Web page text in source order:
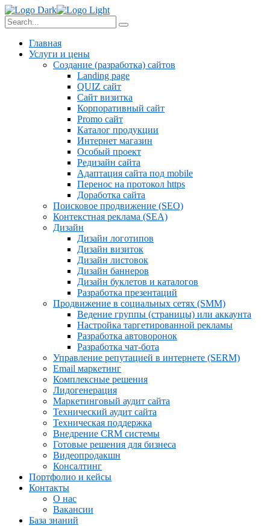
Главная
Услуги и цены
Создание (разработка) сайтов
Landing page
QUIZ сайт
Сайт визитка
Корпоративный сайт
Promo сайт
Каталог продукции
Интернет магазин
Особый проект
Редизайн сайта
Адаптация сайта под mobile
Перенос на протокол https
Доработка сайта
Поисковое продвижение (SEO)
Контекстная реклама (SEA)
Дизайн
Дизайн логотипов
Дизайн визиток
Дизайн листовок
Дизайн баннеров
Дизайн буклетов и каталогов
Разработка презентаций
Продвижение в социальных сетях (SMM)
Ведение группы (страницы) или аккаунта
Настройка таргетированной рекламы
Разработка автоворонок
Разработка чат-бота
Управление репутацией в интернете (SERM)
Email маркетинг
Комплексные решения
Лидогенерация
Маркетинговый аудит сайта
Технический аудит сайта
Техническая поддержка
Внедрение CRM системы
Готовые решения для бизнеса
Видеопродакшн
Консалтинг
Портфолио и кейсы
Контакты
О нас
Вакансии
База знаний